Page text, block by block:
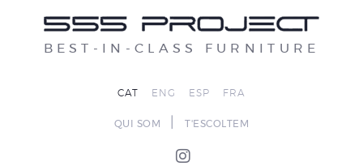
BEST-IN-CLASS FURNITURE
CAT ENG ESP FRA
QUI SOM T'ESCOLTEM